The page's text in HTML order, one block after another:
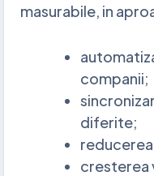
masurabile, in
companii;
diferite;
cresterea